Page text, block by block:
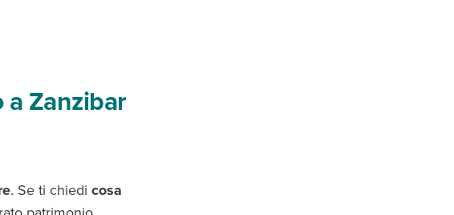
Zanzibar
. Se ti chiedi cosa